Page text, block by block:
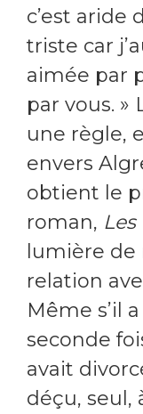
c’est aride
triste car
aimée par
par vous. »
une règle,
envers
obtient le
roman,
lumière de
relation
Même s’il
seconde
avait
déçu, seul,